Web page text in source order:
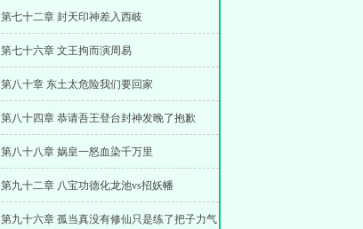
第七十二章 封天印神差入西岐
第七十六章 文王拘而演周易
第八十章 东土太危险我们要回家
第八十四章 恭请吾王登台封神发晚了抱歉
第八十八章 娲皇一怒血染千万里
第九十二章 八宝功德化龙池vs招妖幡
第九十六章 孤当真没有修仙只是练了把子力气